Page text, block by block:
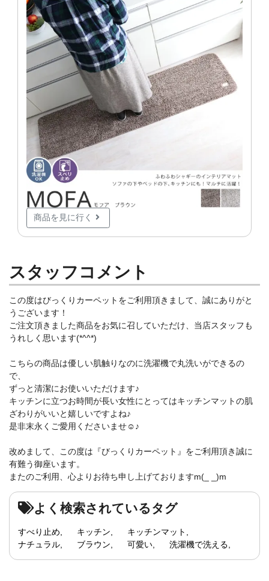
商品を見に行く
スタッフコメント
この度はびっくりカーペットをご利用頂きまして、誠にありがと
うございます！
ご注文頂きました商品をお気に召していただけ、当店スタッフも
うれしく思います(*^^*)
こちらの商品は優しい肌触りなのに洗濯機で丸洗いができるの
で、
ずっと清潔にお使いいただけます♪
キッチンに立つお時間が長い女性にとってはキッチンマットの肌
ざわりがいいと嬉しいですよね♪
是非末永くご愛用くださいませ☺♪
改めまして、この度は『びっくりカーペット』をご利用頂き誠に
有難う御座います。
またのご利用、心よりお待ち申し上げておりますm(_ _)m
よく検索されているタグ
すべり止め キッチン
キッチンマット
ナチュラル
ブラウン 可愛い 洗濯機で洗える